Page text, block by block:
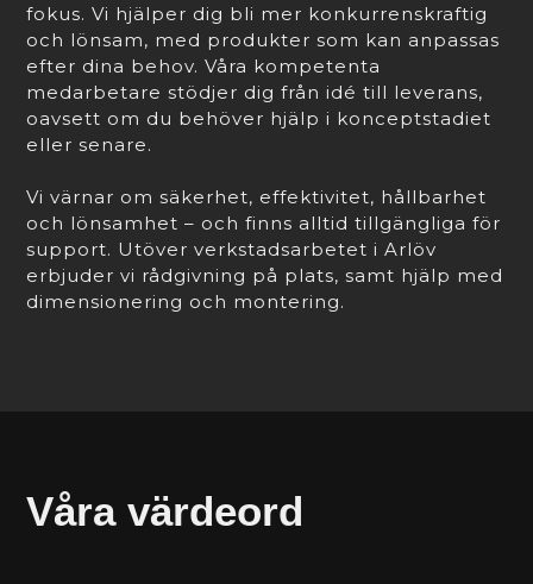
fokus. Vi hjälper dig bli mer konkurrenskraftig
och lönsam, med produkter som kan anpassas
efter dina behov. Våra kompetenta
medarbetare stödjer dig från idé till leverans,
oavsett om du behöver hjälp i konceptstadiet
eller senare.
Vi värnar om säkerhet, effektivitet, hållbarhet
och lönsamhet – och finns alltid tillgängliga för
support. Utöver verkstadsarbetet i Arlöv
erbjuder vi rådgivning på plats, samt hjälp med
dimensionering och montering.
Våra värdeord